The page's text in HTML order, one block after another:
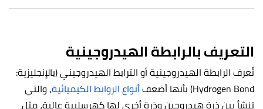
التعريف بالرابطة الهيدروجينية
تُعرف الرابطة الهيدروجينية أو الترابط الهيدروجيني (بالإنجليزية:
Hydrogen Bond) بأنها أضعف
أنواع الروابط الكيميائية، والتي
تنشأ بين ذرة هيدروجين وذرة أخرى لها كهرسلبية عالية، مثل